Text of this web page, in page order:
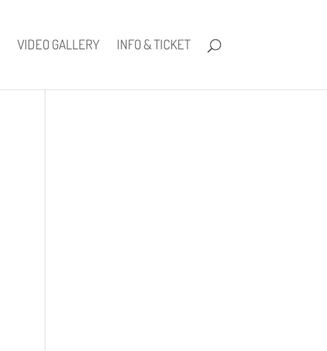
VIDEO GALLERY INFO & TICKET